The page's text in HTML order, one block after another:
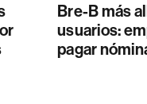
Bre-B más
usuarios:
pagar